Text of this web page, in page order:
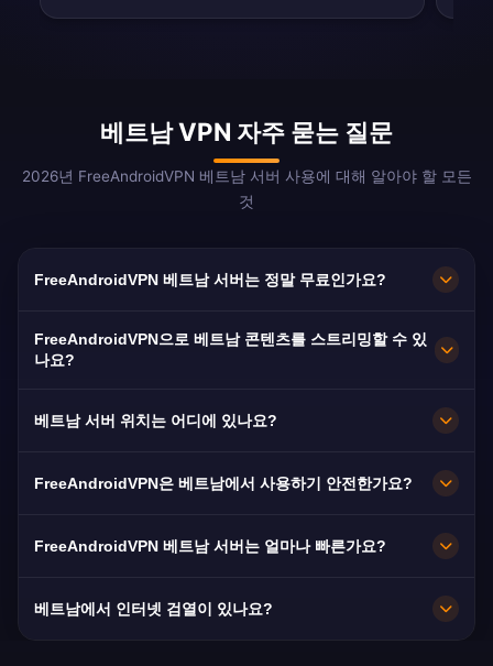
베트남 VPN 자주 묻는 질문
2026년 FreeAndroidVPN 베트남 서버 사용에 대해 알아야 할 모든
것
FreeAndroidVPN 베트남 서버는 정말 무료인가요?
니다. 500만 명 이상의 해외 베트남인(Việt Kiều)
FreeAndroidVPN으로 베트남 콘텐츠를 스트리밍할 수 있
나요?
베트남어 스트리밍을 제공합니다.
베트남 서버 위치는 어디에 있나요?
FreeAndroidVPN은 베트남 전역의 하노이, 호치민
시, 다낭에 여러 고속 서버를 유지합니다. 모든 서
다. 앱에서 선호하는 베트남 도시를 선택하여 위치
FreeAndroidVPN은 베트남에서 사용하기 안전한가요?
책을 사용합니다. 정부 인터넷 통제가 있는 베트남
FreeAndroidVPN 베트남 서버는 얼마나 빠른가요?
10Gbps 서버를 운영합니다. 베트남의 평균 인터넷
속도는 FPT, VNPT, Viettel 광섬유로 60Mbps입니
베트남에서 인터넷 검열이 있나요?